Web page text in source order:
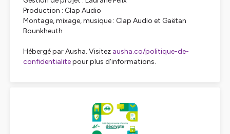
Production : Clap Audio
Montage, mixage, musique : Clap Audio et Gaëtan
Bounkheuth
Hébergé par Ausha. Visitez ausha.co/politique-de-
confidentialitepour plus d'informations.